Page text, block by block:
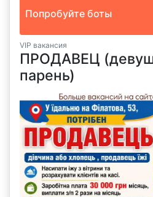
Попробуйте боты
VIP вакансия
ПРОДАВЕЦ
парень)